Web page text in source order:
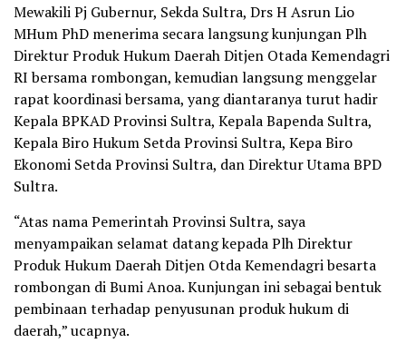
Mewakili Pj Gubernur, Sekda Sultra, Drs H Asrun Lio
MHum PhD menerima secara langsung kunjungan Plh
Direktur Produk Hukum Daerah Ditjen Otada Kemendagri
RI bersama rombongan, kemudian langsung menggelar
rapat koordinasi bersama, yang diantaranya turut hadir
Kepala BPKAD Provinsi Sultra, Kepala Bapenda Sultra,
Kepala Biro Hukum Setda Provinsi Sultra, Kepa Biro
Ekonomi Setda Provinsi Sultra, dan Direktur Utama BPD
Sultra.
“Atas nama Pemerintah Provinsi Sultra, saya
menyampaikan selamat datang kepada Plh Direktur
Produk Hukum Daerah Ditjen Otda Kemendagri besarta
rombongan di Bumi Anoa. Kunjungan ini sebagai bentuk
pembinaan terhadap penyusunan produk hukum di
daerah,” ucapnya.